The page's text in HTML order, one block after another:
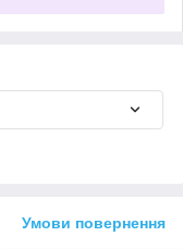
Умови повернення